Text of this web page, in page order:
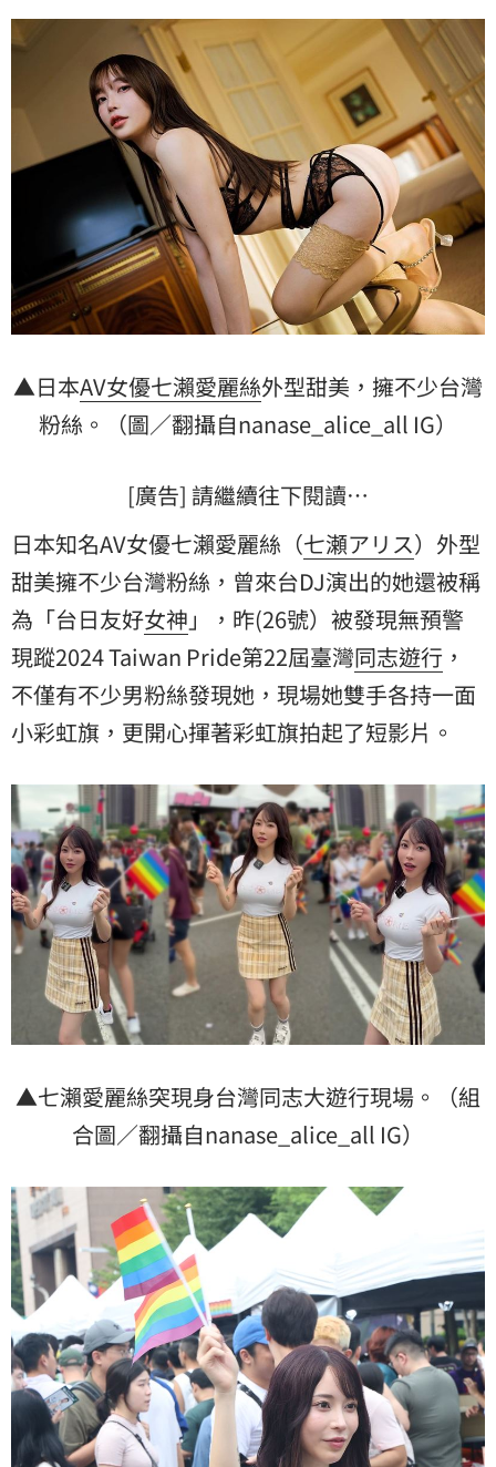
▲日本AV女優七瀨愛麗絲外型甜美，擁不少台灣
粉絲。（圖／翻攝自nanase_alice_all IG）
[廣告] 請繼續往下閱讀…
日本知名AV女優七瀨愛麗絲（七瀬アリス）外型
甜美擁不少台灣粉絲，曾來台DJ演出的她還被稱
為「台日友好女神 」，昨(26號）被發現無預警
現蹤2024 Taiwan Pride第22屆臺灣同志遊行 ，
不僅有不少男粉絲發現她，現場她雙手各持一面
小彩虹旗，更開心揮著彩虹旗拍起了短影片。
▲七瀨愛麗絲突現身台灣同志大遊行現場。（組
合圖／翻攝自nanase_alice_all IG）